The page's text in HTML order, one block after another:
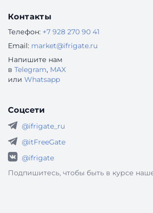
Контакты
Телефон: +7 928 270 90 41
Email: market@ifrigate.ru
Напишите нам
в Telegram, MAX
или Whatsapp
Соцсети
@ifrigate_ru
@itFreeGate
@ifrigate
Подпишитесь, чтобы быть в курсе